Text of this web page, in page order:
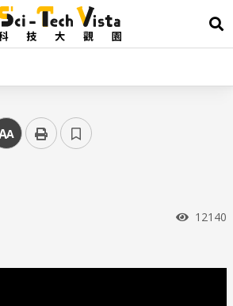
展
中
瀏覽次
12140